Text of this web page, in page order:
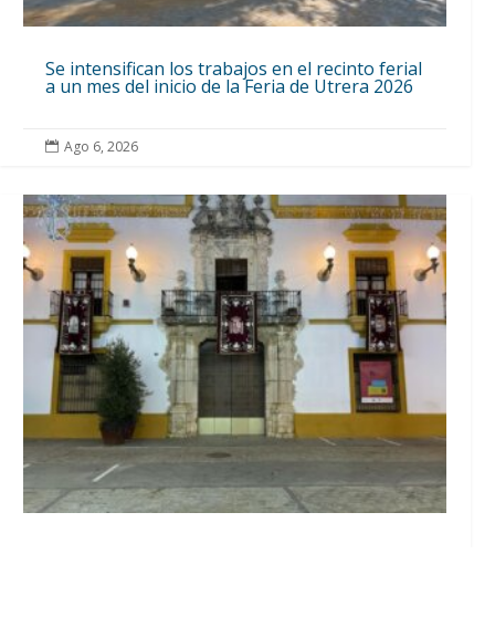
Se intensifican los trabajos en el recinto ferial
a un mes del inicio de la Feria de Utrera 2026
 Ago 6, 2026